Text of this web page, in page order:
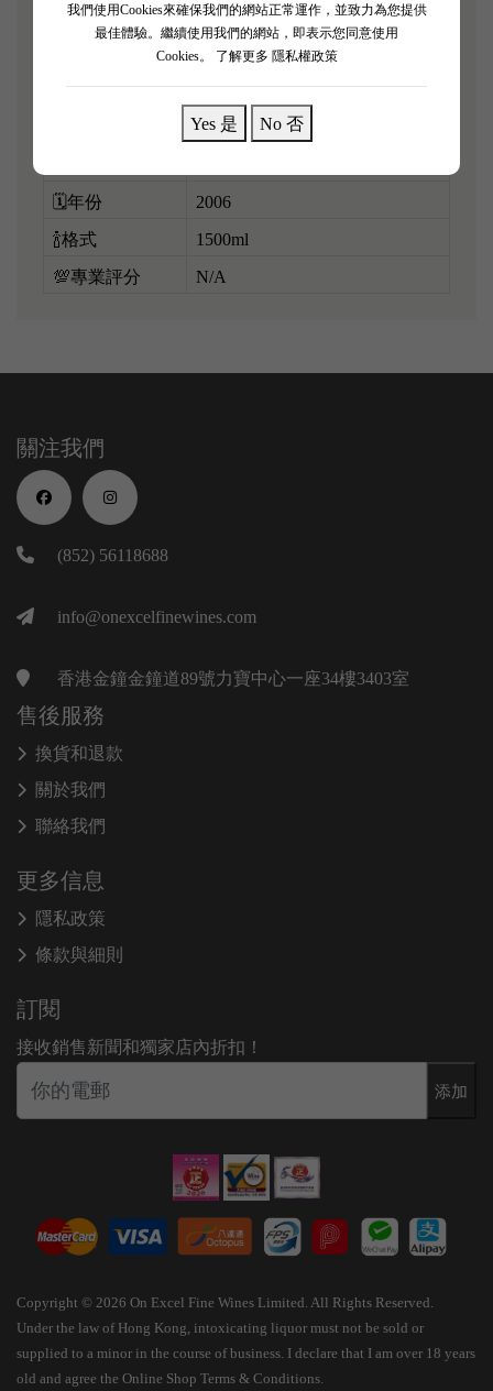
我們使用Cookies來確保我們的網站正常運作，並致力為您提供
最佳體驗。繼續使用我們的網站，即表示您同意使用
Cookies。
了解更多 隱私權政策
Yes 是 No 否
🌎產區 Margaux, Bordeaux, France
Cabernet Sauvignon, Merlot,
Cabernet Franc, Petit Verdot
18-24 months in French oak
🗓️年份 2006
🍾格式 1500ml
💯專業評分 N/A
關注我們
(852) 56118688
info@onexcelfinewines.com
香港金鐘金鐘道89號力寶中心一座34樓3403室
售後服務
換貨和退款
關於我們
聯絡我們
更多信息
隱私政策
條款與細則
訂閱
接收銷售新聞和獨家店內折扣！
添加
Copyright © 2026 On Excel Fine Wines Limited. All Rights Reserved.
Under the law of Hong Kong, intoxicating liquor must not be sold or
supplied to a minor in the course of business. I declare that I am over 18 years
old and agree the Online Shop Terms & Conditions.